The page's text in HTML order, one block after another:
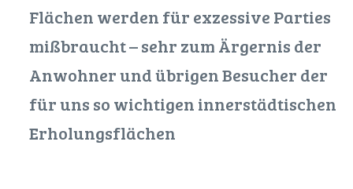
Flächen werden für exzessive Parties
mißbraucht – sehr zum Ärgernis der
Anwohner und übrigen Besucher der
für uns so wichtigen innerstädtischen
Erholungsflächen